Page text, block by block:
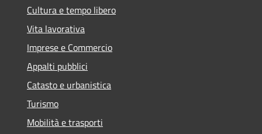
Cultura e tempo libero
Vita lavorativa
Imprese e Commercio
Appalti pubblici
Catasto e urbanistica
Turismo
Mobilità e trasporti